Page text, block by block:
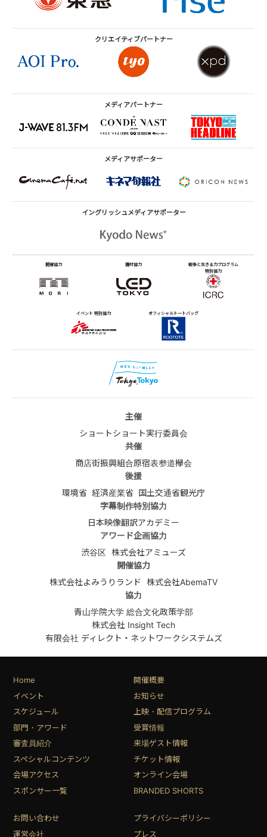
クリエイティブパートナー
メディアパートナー
メディアサポーター
イングリッシュメディアサポーター
開催協力 機材協力
戦争と生きる力プログラム
特別協力
イベント 特別協力 オフィシャルトートバッグ
主催
ショートショート実行委員会
共催
商店街振興組合原宿表参道欅会
後援
環境省 経済産業省 国土交通省観光庁
字幕制作特別協力
日本映像翻訳アカデミー
アワード企画協力
渋谷区 株式会社アミューズ
開催協力
株式会社よみうりランド
株式会社AbemaTV
協力
青山学院大学 総合文化政策学部
株式会社 Insight Tech
有限会社 ディレクト・ネットワークシステムズ
Home
開催概要
イベント
お知らせ
スケジュール
上映・配信プログラム
部門・アワード
受賞情報
審査員紹介
来場ゲスト情報
スペシャルコンテンツ
チケット情報
会場アクセス
オンライン会場
スポンサー一覧
BRANDED SHORTS
お問い合わせ
プライバシーポリシー
運営会社
プレス